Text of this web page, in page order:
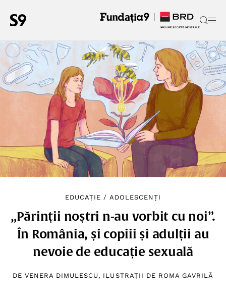
EDUCAȚIE / ADOLESCENȚI
„Părinții noștri n-au vorbit cu noi”.
În România, și copiii și adulții au
nevoie de educație sexuală
DE VENERA DIMULESCU , ILUSTRAȚII DE ROMA GAVRILĂ